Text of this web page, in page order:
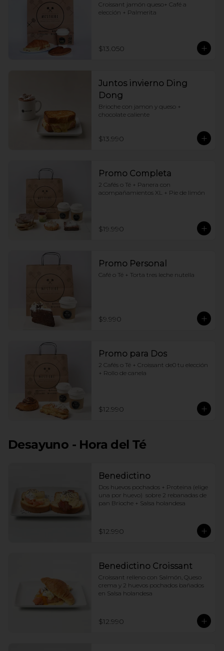
Croissant jamón queso+ Café a
elección + Palmerita
$13.050
Juntos invierno Ding
Dong
Brioche con jamon y queso +
chocolate caliente
$13.990
Promo Completa
2 Cafés o Té + Panera con
acompañamientos XL + Pie de limón
$19.990
Promo Personal
Café o Té + Torta tres leche nutella
$9.990
Promo para Dos
2 Cafés o Té + Croissant de0 tu elección
+ Rollo de canela
$12.990
Desayuno - Hora del Té
Benedictino
Dos huevos pochados + Proteina (elige
una por huevo)  sobre 2 rebanadas de
pan Brioche + Salsa holandesa
$12.990
Benedictino Croissant
Croissant relleno con Salmón, Queso
crema y 2 huevos pochados bañados
en Salsa holandesa
$12.990